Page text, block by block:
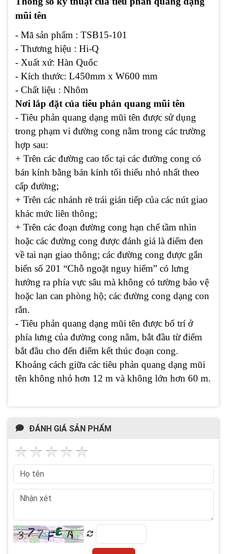
mũi tên
- Mã sản phẩm : TSB15-101
- Thương hiệu : Hi-Q
- Xuất xứ: Hàn Quốc
- Kích thước: L450mm x W600 mm
- Chất liệu : Nhôm
Nơi lắp đặt của tiêu phản quang mũi tên
- Tiêu phản quang dạng mũi tên được sử dụng
trong phạm vi đường cong nằm trong các trường
hợp sau:
+ Trên các đường cao tốc tại các đường cong có
bán kính bằng bán kính tối thiểu nhỏ nhất theo
cấp đường;
+ Trên các nhánh rẽ trái gián tiếp của các nút giao
khác mức liên thông;
+ Trên các đoạn đường cong hạn chế tầm nhìn
hoặc các đường cong được đánh giá là điểm đen
về tai nạn giao thông; các đường cong được gắn
biển số 201 “Chỗ ngoặt nguy hiểm” có lưng
hướng ra phía vực sâu mà không có tường bảo vệ
hoặc lan can phòng hộ; các đường cong dạng con
rắn.
- Tiêu phản quang dạng mũi tên được bố trí ở
phía lưng của đường cong nằm, bắt đầu từ điểm
bắt đầu cho đến điểm kết thúc đoạn cong.
Khoảng cách giữa các tiêu phản quang dạng mũi
tên không nhỏ hơn 12 m và không lớn hơn 60 m.
ĐÁNH GIÁ SẢN PHẨM